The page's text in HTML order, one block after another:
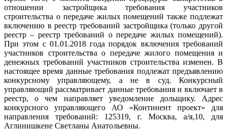
отношении застройщика требования участников
строительства о передаче жилых помещений также подлежат
включению в реестр требований застройщика (только другой
реестр – реестр требований о передаче жилых помещений).
При этом с 01.01.2018 года порядок включения требований
участников строительства о передаче жилого помещения и
денежных требований участников строительства изменен. В
настоящее время данные требования подлежат предъявлению
конкурсному управляющему, а не в суд. Конкурсный
управляющий рассматривает данные требования и включает в
реестр, о чем направляет уведомление дольщику. Адрес
конкурсного управляющего АО «Континент проект» для
направления требований: 125319, г. Москва, а/я,10, для
Аглинишкене Светланы Анатольевны.